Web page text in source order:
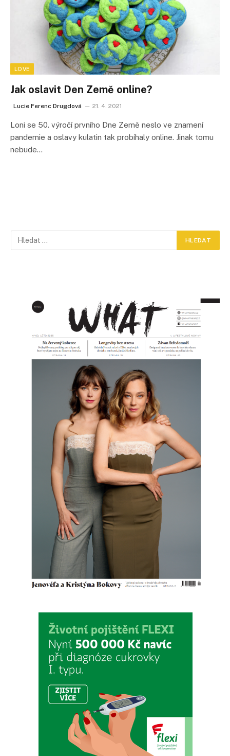
LOVE
Jak oslavit Den Země online?
Lucie Ferenc Drugdová 21. 4. 2021
Loni se 50. výročí prvního Dne Země neslo ve znamení
pandemie a oslavy kulatin tak probíhaly online. Jinak tomu
nebude…